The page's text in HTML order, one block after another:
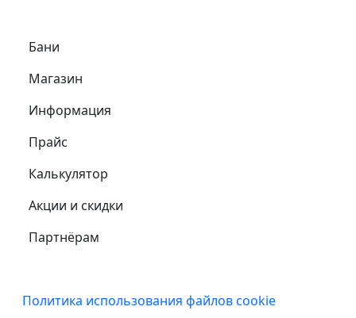
Самое важное
Бани
Магазин
Информация
Прайс
Калькулятор
Акции и скидки
Партнёрам
Подвал
Политика использования файлов cookie